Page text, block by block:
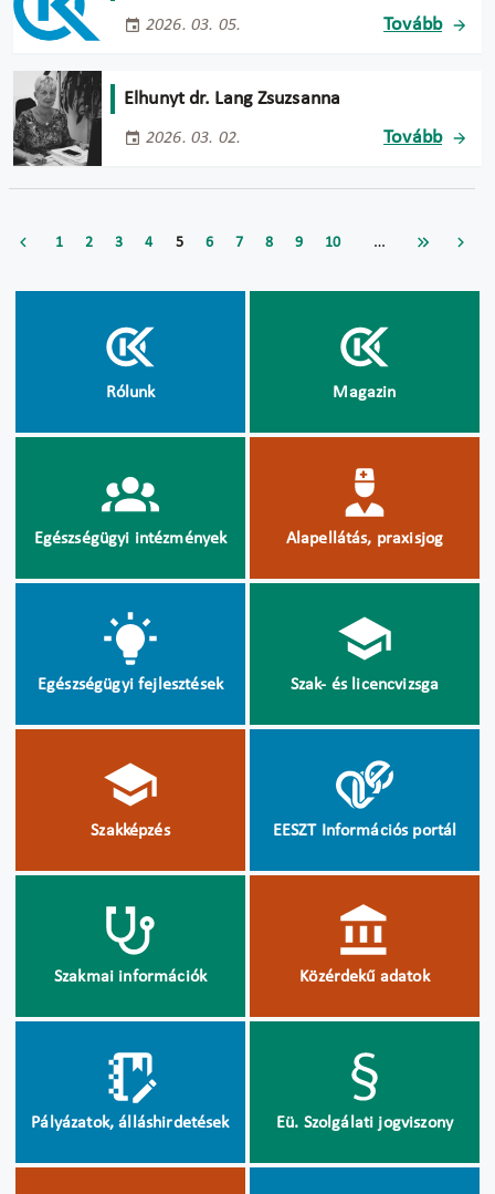
2026. 03. 05. Tovább
Elhunyt dr. Lang Zsuzsanna
2026. 03. 02. Tovább
1 2 3 4 5 6 7 8 9 10 …
Rólunk Magazin
Egészségügyi intézmények Alapellátás, praxisjog
Egészségügyi fejlesztések Szak- és licencvizsga
Szakképzés EESZT Információs portál
Szakmai információk Közérdekű adatok
Pályázatok, álláshirdetések Eü. Szolgálati jogviszony